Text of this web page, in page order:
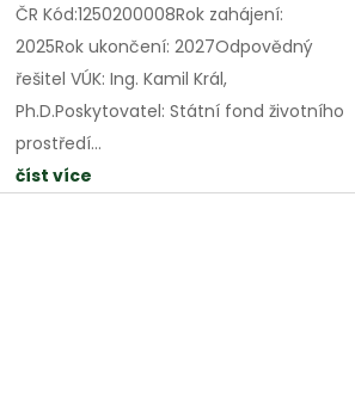
ČR Kód:1250200008Rok zahájení:
2025Rok ukončení: 2027Odpovědný
řešitel VÚK: Ing. Kamil Král,
Ph.D.Poskytovatel: Státní fond životního
prostředí...
číst více